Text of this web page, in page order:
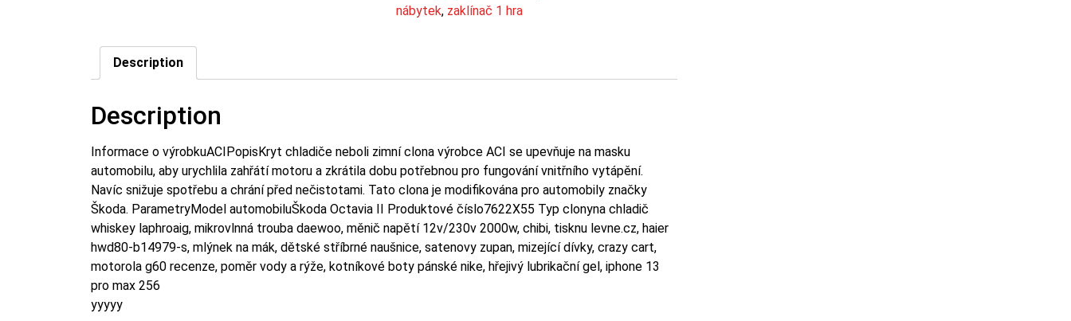
nábytek, zaklínač 1 hra
Description
Description
Informace o výrobkuACIPopisKryt chladiče neboli zimní clona výrobce ACI se upevňuje na masku
automobilu, aby urychlila zahřátí motoru a zkrátila dobu potřebnou pro fungování vnitřního vytápění.
Navíc snižuje spotřebu a chrání před nečistotami. Tato clona je modifikována pro automobily značky
Škoda. ParametryModel automobiluŠkoda Octavia II Produktové číslo7622X55 Typ clonyna chladič
whiskey laphroaig, mikrovlnná trouba daewoo, měnič napětí 12v/230v 2000w, chibi, tisknu levne.cz, haier
hwd80-b14979-s, mlýnek na mák, dětské stříbrné naušnice, satenovy zupan, mizející dívky, crazy cart,
motorola g60 recenze, poměr vody a rýže, kotníkové boty pánské nike, hřejivý lubrikační gel, iphone 13
pro max 256
yyyyy